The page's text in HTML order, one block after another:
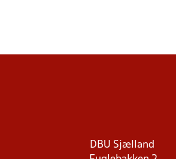
DBU Sjælland